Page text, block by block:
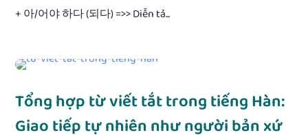
+ 아/어야 하다 (되다) =>> Diễn tả...
Tổng hợp từ viết tắt trong tiếng Hàn:
Giao tiếp tự nhiên như người bản xứ